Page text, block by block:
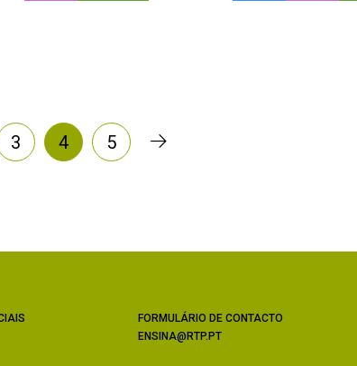
3 4 5
FORMULÁRIO DE CONTACTO
ENSINA@RTP.PT